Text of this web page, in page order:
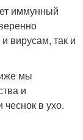
иммунный
вирусам, так и
мы
и
чеснок в ухо.